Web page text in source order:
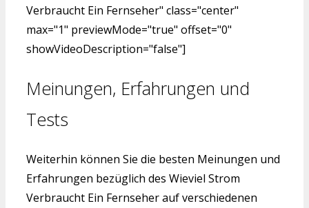
Verbraucht Ein Fernseher" class="center"
max="1" previewMode="true" offset="0"
showVideoDescription="false"]
Meinungen, Erfahrungen und
Tests
Weiterhin können Sie die besten Meinungen und
Erfahrungen bezüglich des Wieviel Strom
Verbraucht Ein Fernseher auf verschiedenen